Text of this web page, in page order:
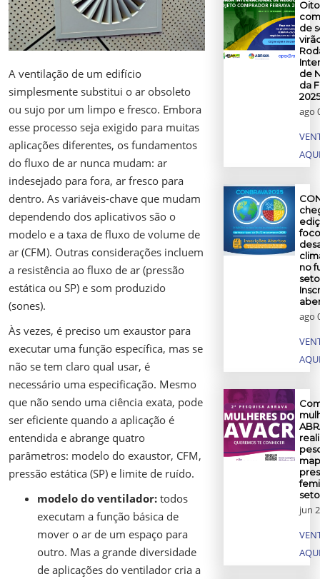
A ventilação de um edifício
simplesmente substitui o ar obsoleto
ou sujo por um limpo e fresco. Embora
esse processo seja exigido para muitas
aplicações diferentes, os fundamentos
do fluxo de ar nunca mudam: ar
indesejado para fora, ar fresco para
dentro. As variáveis-chave que mudam
dependendo dos aplicativos são o
modelo e a taxa de fluxo de volume de
ar (CFM). Outras considerações incluem
a resistência ao fluxo de ar (pressão
estática ou SP) e som produzido
(sones).
Às vezes, é preciso um exaustor para
executar uma função específica, mas se
não se tem claro qual usar, é
necessário uma especificação. Mesmo
que não sendo uma ciência exata, pode
ser eficiente quando a aplicação é
entendida e abrange quatro
parâmetros: modelo do exaustor, CFM,
pressão estática (SP) e limite de ruído.
modelo do ventilador: todos
executam a função básica de
mover o ar de um espaço para
outro. Mas a grande diversidade
de aplicações do ventilador cria a
Oito
de
de
da
2025
ago
no
ago
jun